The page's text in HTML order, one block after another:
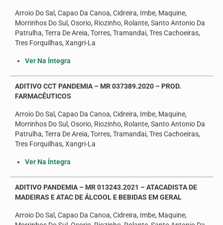
Vídeos
Contato
Arroio Do Sal, Capao Da Canoa, Cidreira, Imbe, Maquine,
Morrinhos Do Sul, Osorio, Riozinho, Rolante, Santo Antonio Da
Patrulha, Terra De Areia, Torres, Tramandai, Tres Cachoeiras,
Tres Forquilhas, Xangri-La
Ver Na Íntegra
ADITIVO CCT PANDEMIA – MR 037389.2020 – PROD.
FARMACÊUTICOS
Arroio Do Sal, Capao Da Canoa, Cidreira, Imbe, Maquine,
Morrinhos Do Sul, Osorio, Riozinho, Rolante, Santo Antonio Da
Patrulha, Terra De Areia, Torres, Tramandai, Tres Cachoeiras,
Tres Forquilhas, Xangri-La
Ver Na Íntegra
ADITIVO PANDEMIA – MR 013243.2021 – ATACADISTA DE
MADEIRAS E ATAC DE ÁLCOOL E BEBIDAS EM GERAL
Arroio Do Sal, Capao Da Canoa, Cidreira, Imbe, Maquine,